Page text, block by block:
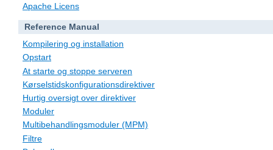
Apache Licens
Reference Manual
Kompilering og installation
Opstart
At starte og stoppe serveren
Kørselstidskonfigurationsdirektiver
Hurtig oversigt over direktiver
Moduler
Multibehandlingsmoduler (MPM)
Filtre